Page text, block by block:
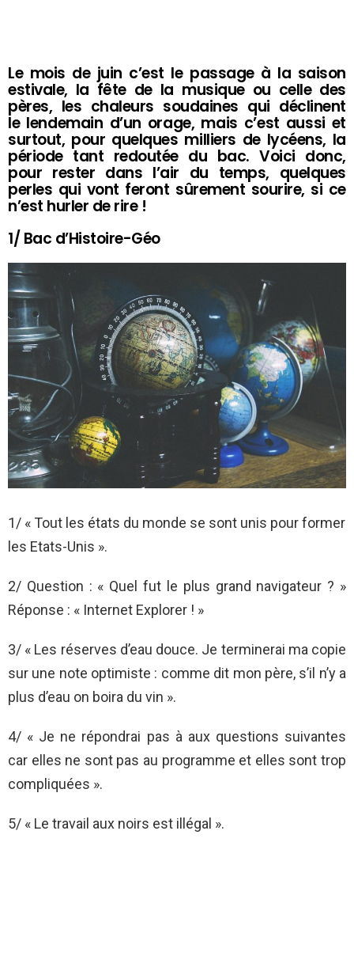
Le mois de juin c’est le passage à la saison
estivale, la fête de la musique ou celle des
pères, les chaleurs soudaines qui déclinent
le lendemain d’un orage, mais c’est aussi et
surtout, pour quelques milliers de lycéens, la
période tant redoutée du bac. Voici donc,
pour rester dans l’air du temps, quelques
perles qui vont feront sûrement sourire, si ce
n’est hurler de rire !
1/ Bac d’Histoire-Géo
1/ « Tout les états du monde se sont unis pour former
les Etats-Unis ».
2/ Question : « Quel fut le plus grand navigateur ? »
Réponse : « Internet Explorer ! »
3/ « Les réserves d’eau douce. Je terminerai ma copie
sur une note optimiste : comme dit mon père, s’il n’y a
plus d’eau on boira du vin ».
4/ « Je ne répondrai pas à aux questions suivantes
car elles ne sont pas au programme et elles sont trop
compliquées ».
5/ « Le travail aux noirs est illégal ».